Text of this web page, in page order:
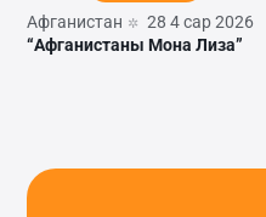
Афганистан
28 4 сар 2026
“Афганистаны Мона Лиза”